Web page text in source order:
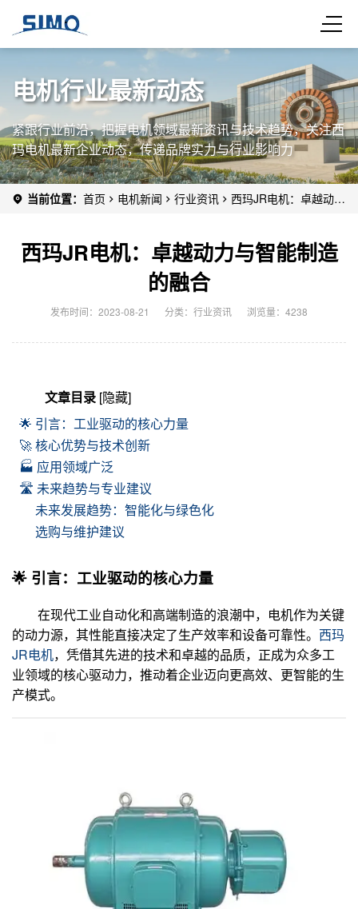
电机行业最新动态
紧跟行业前沿，把握电机领域最新资讯与技术趋势，关注西
玛电机最新企业动态，传递品牌实力与行业影响力
当前位置： 首页 电机新闻 行业资讯
西玛JR电机：卓越动力
西玛JR电机：卓越动力与智能制造
的融合
发布时间：2023-08-21 分类： 行业资讯 浏览量：4238
文章目录 [隐藏]
🌟 引言：工业驱动的核心力量
🚀 核心优势与技术创新
🏭 应用领域广泛
🛣️ 未来趋势与专业建议
未来发展趋势：智能化与绿色化
选购与维护建议
🌟 引言：工业驱动的核心力量
在现代工业自动化和高端制造的浪潮中，电机作为关键
的动力源，其性能直接决定了生产效率和设备可靠性。 西玛
JR电机，凭借其先进的技术和卓越的品质，正成为众多工
业领域的核心驱动力，推动着企业迈向更高效、更智能的生
产模式。